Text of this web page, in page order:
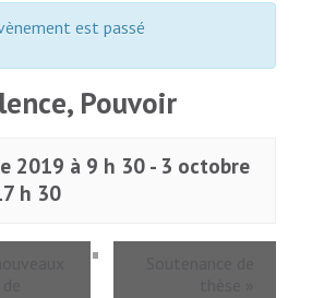
est passé
Pouvoir
2019 à 9 h 30 - 3 octobre
h 30